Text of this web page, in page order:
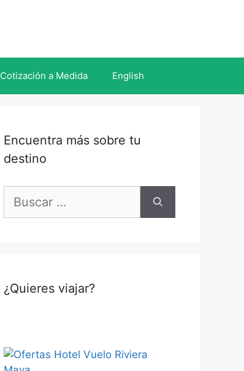
Cotización a Medida English
Encuentra más sobre tu
destino
¿Quieres viajar?